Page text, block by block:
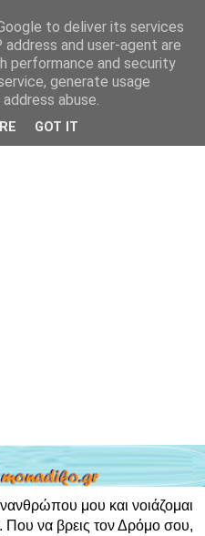
μου και νοιάζομαι
Που να βρεις τον Δρόμο σου,
to deliver its services
and user-agent are
performance and security
generate usage
abuse.
GOT IT